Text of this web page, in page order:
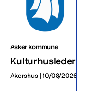
Asker kommune
Kulturhusleder
Akershus | 10/08/2026